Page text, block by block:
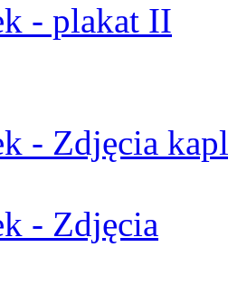
- plakat II
- Zdjęcia
- Zdjęcia